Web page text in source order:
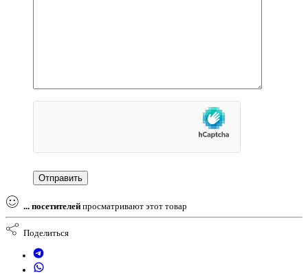
... посетителей просматривают этот товар
Поделиться